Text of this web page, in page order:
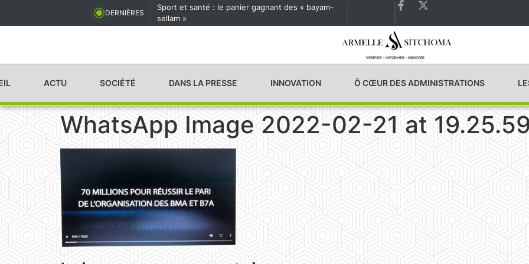
DERNIÈRES
Sport et santé : le panier gagnant des « bayam-
sellam »
Les États généraux de la Santé en préparation
ACTU SOCIÉTÉ DANS LA PRESSE INNOVATION Ô CŒUR DES ADMINISTRATIONS
WhatsApp Image 2022-02-21 at